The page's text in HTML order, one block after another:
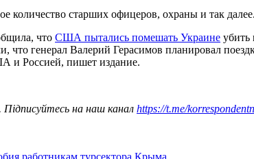
количество старших офицеров, охраны и так
что США пытались помешать Украине убить
что генерал Валерий Герасимов планировал
и Россией, пишет издание.
Підписуйтесь на наш канал https://t.me/
работникам турсектора Крыма